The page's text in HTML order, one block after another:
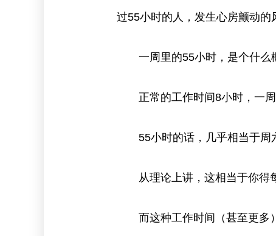
过55小时的人，发生心房颤动的
一周里的55小时，是个什么
正常的工作时间8小时，一周5
55小时的话，几乎相当于周六
从理论上讲，这相当于你得每
而这种工作时间（甚至更多）